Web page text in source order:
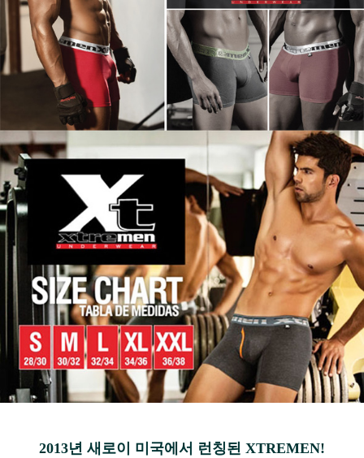
2013년 새로이 미국에서 런칭된 XTREMEN!